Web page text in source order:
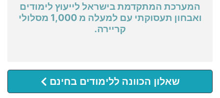
המערכת המתקדמת בישראל לייעוץ לימודים
ואבחון תעסוקתי עם למעלה מ 1,000 מסלולי
קריירה.
שאלון הכוונה ללימודים בחינם